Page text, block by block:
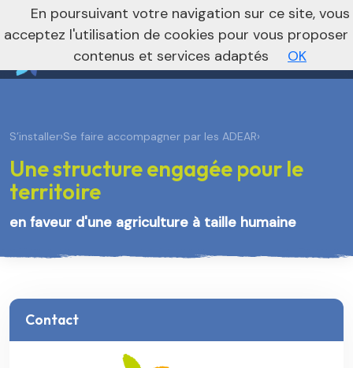
Vers le site régional Vers le site
nivo_2026: 1
S’installer›Se faire accompagner par les ADEAR›
Une structure engagée pour le
territoire
en faveur d'une agriculture à taille humaine
Contact
En poursuivant votre navigation sur ce site, vous
acceptez l'utilisation de cookies pour vous proposer
contenus et services adaptés
OK